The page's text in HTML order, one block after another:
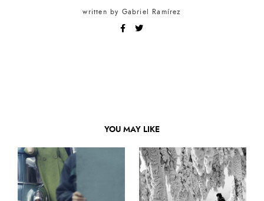
written by Gabriel Ramírez
YOU MAY LIKE